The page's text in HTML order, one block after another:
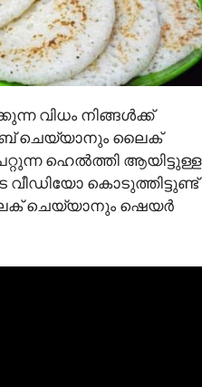
വിധം നിങ്ങൾക്ക്
ചെയ്യാനും ലൈക്
ഹെൽത്തി ആയിട്ടുള്ള
വീഡിയോ കൊടുത്തിട്ടുണ്ട്
ചെയ്യാനും ഷെയർ